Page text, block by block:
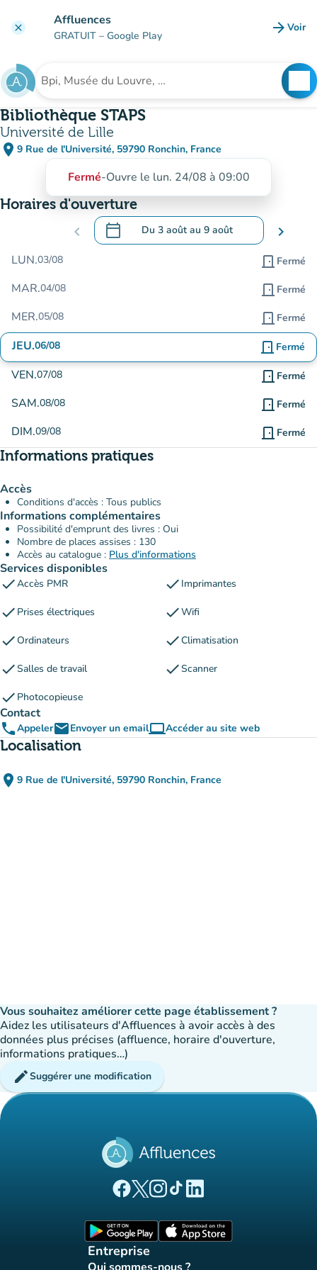
clear Affluences
GRATUIT – Google Play arrow_forward Voir
Rechercher un établissement
Bibliothèque STAPS
Université de Lille
place 9 Rue de l'Université, 59790 Ronchin, France
(ouvrir dans Google Maps)
(nouvel onglet)
Fermé-Ouvre le lun. 24/08 à 09:00
Horaires d'ouverture
chevron_left calendar_today Du 3 aoûtau 9 août
.Ouvrir le calendrier pour changer de
chevron_right
LUN.03/08 door_front Fermé
MAR.04/08 door_front Fermé
MER.05/08 door_front Fermé
JEU.06/08 door_front Fermé
VEN.07/08 door_front Fermé
SAM.08/08 door_front Fermé
DIM.09/08 door_front Fermé
Informations pratiques
Accès
Conditions d'accès : Tous publics
Informations complémentaires
Possibilité d'emprunt des livres : Oui
Nombre de places assises : 130
Accès au catalogue : Plus d'informations
Services disponibles
checkAccès PMR check Imprimantes
check Prises électriques checkWifi
checkOrdinateurs checkClimatisation
checkSalles de travail checkScanner
check Photocopieuse
Contact
phoneAppeleremailEnvoyer un emailcomputerAccéder au site web
(nouvel onglet)
Localisation
place 9 Rue de l'Université, 59790 Ronchin, France
(ouvrir dans Google Maps)
(nouvel onglet)
Vous souhaitez améliorer cette page établissement ?
Aidez les utilisateurs d'Affluences à avoir accès à des
données plus précises (affluence, horaire d'ouverture,
informations pratiques…)
editSuggérer une modification
(nouvel onglet)
(nouvel onglet)
(nouvel onglet)
(nouvel onglet)
(nouvel onglet)
Entreprise